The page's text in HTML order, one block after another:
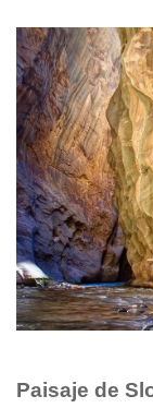
Paisaje de